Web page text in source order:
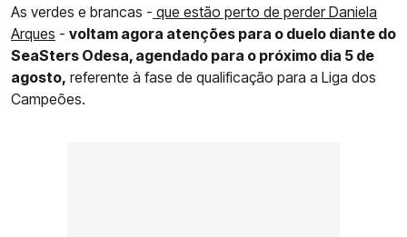
As verdes e brancas - que estão perto de perder Daniela
Arques - voltam agora atenções para o duelo diante do
SeaSters Odesa, agendado para o próximo dia 5 de
agosto, referente à fase de qualificação para a Liga dos
Campeões.